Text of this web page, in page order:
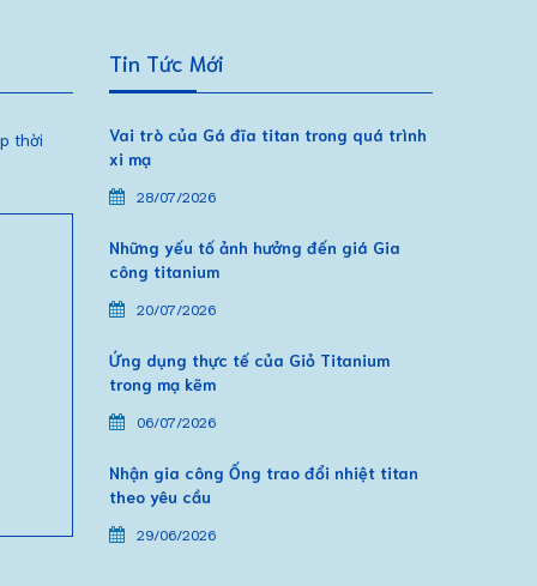
thời
Tin Tức Mới
Vai trò của Gá đĩa titan trong quá trình
xi mạ
28/07/2026
Những yếu tố ảnh hưởng đến giá Gia
công titanium
20/07/2026
Ứng dụng thực tế của Giỏ Titanium
trong mạ kẽm
06/07/2026
Nhận gia công Ống trao đổi nhiệt titan
theo yêu cầu
29/06/2026